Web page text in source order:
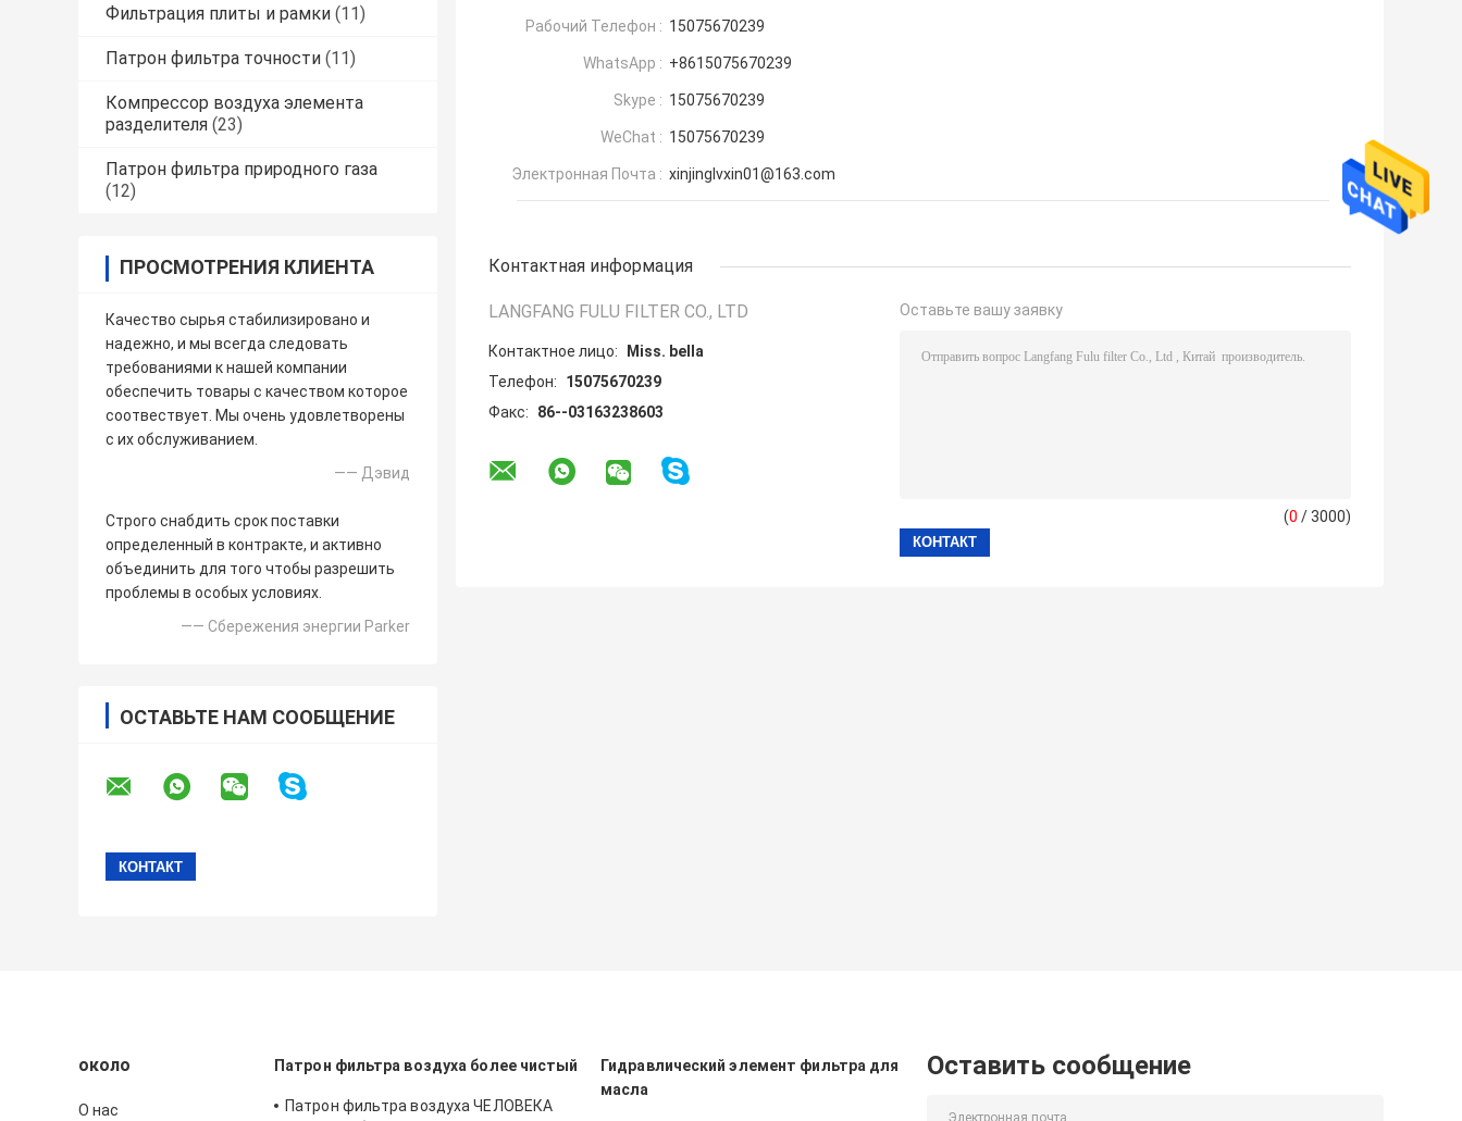
Фильтрация плиты и рамки (11)
Патрон фильтра точности (11)
Компрессор воздуха элемента
разделителя (23)
Патрон фильтра природного газа
(12)
ПРОСМОТРЕНИЯ КЛИЕНТА
Качество сырья стабилизировано и
надежно, и мы всегда следовать
требованиями к нашей компании
обеспечить товары с качеством которое
соотвествует. Мы очень удовлетворены
с их обслуживанием.
—— Дэвид
Строго снабдить срок поставки
определенный в контракте, и активно
объединить для того чтобы разрешить
проблемы в особых условиях.
—— Сбережения энергии Parker
ОСТАВЬТЕ НАМ СООБЩЕНИЕ
Рабочий Телефон : 15075670239
WhatsApp : +8615075670239
Skype : 15075670239
WeChat : 15075670239
Электронная Почта : xinjinglvxin01@163.com
Контактная информация
LANGFANG FULU FILTER CO., LTD
Контактное лицо:
Miss. bella
Телефон:
15075670239
Факс:
86--03163238603
Оставьте вашу заявку
(0 / 3000)
около
О нас
Патрон фильтра воздуха более чистый
Патрон фильтра воздуха ЧЕЛОВЕКА
Гидравлический элемент фильтра для
масла
Оставить сообщение